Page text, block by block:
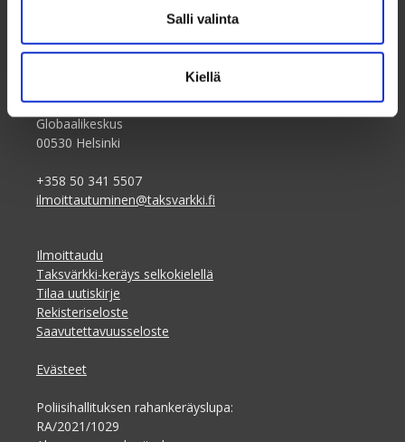
Salli valinta
Kiellä
Siltasaarenkatu 4, 7.krs
Globaalikeskus
00530 Helsinki
+358 50 341 5507
ilmoittautuminen@taksvarkki.fi
Ilmoittaudu
Taksvärkki-keräys selkokielellä
Tilaa uutiskirje
Rekisteriseloste
Saavutettavuusseloste
Evästeet
Poliisihallituksen rahankeräyslupa:
RA/2021/1029